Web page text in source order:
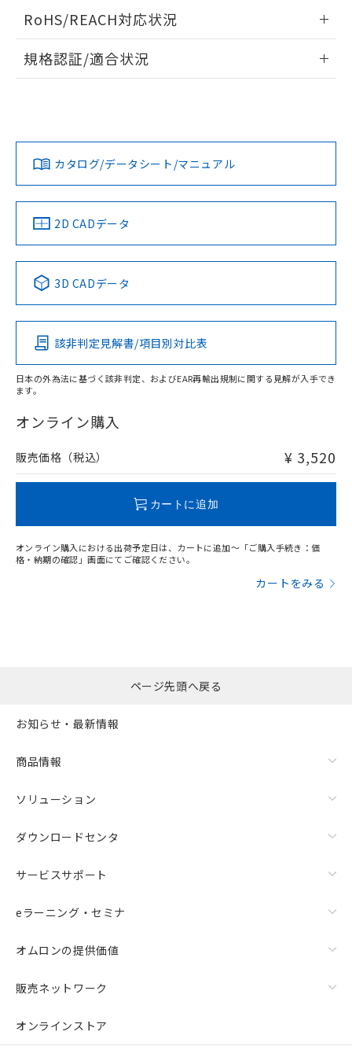
ドすることができます。
ログイン/会員登録
ダウンロードデータをご利用いただく前に、以下を必ずお読
みください。
ソフトウェアの使用条件
RoHS/REACH対応状況
EU RoHS 注意事項・凡例
対応済み
中国 RoHS 注意事項・凡例
Pb Hg Cd Cr(VI)
O
在庫等で未対応品が混在する可能性があります。
問い合わせください。
規格認証/適合状況
LR型式承認
（イギリス
船舶規格）
DNV型式承認
（ノルウェー
BV型式承認
（フランス
KR型式
（韓国
No No No No
この製品の規格認証/適合状況ページへ
その他の認証はこちらのページからご検索ください
カタログ/データシート/マニュアル
2D CADデータ
3D CADデータ
該非判定見解書/項目別対比表
日本の外為法に基づく該非判定、およびEAR再輸出規制に関する見解が入手でき
ます。
オンライン購入
販売価格（税込） ¥ 3,520
カートに追加
オンライン購入における出荷予定日は、カートに追加～「ご購入手続き：価
格・納期の確認」画面にてご確認ください。
カートをみる
登録された部品リストについて、当社
および当社の共同利用者が、当社の製
品・サービスに関するお客様との取
用者の範囲」に記載されている法人を
指します。
※3 非含有証明書ダウンロード
下記の非含有証明書をダウンロードするこ
とができます。
ものではありません。
また、RoHS指令のフタル酸エステル類４
物質の対応では、対応完了までの期間は出
荷製品に未対応品が混在することから備考
欄に対応日を記載しておりました。
既に当社にて対応品への在庫切替を完了
していることから、特段のことがない限
り、2022年1月12日より割愛しておりま
ページ先頭へ戻る
お知らせ・最新情報
商品情報
ソリューション
ダウンロードセンタ
サービスサポート
eラーニング・セミナ
オムロンの提供価値
販売ネットワーク
オンラインストア